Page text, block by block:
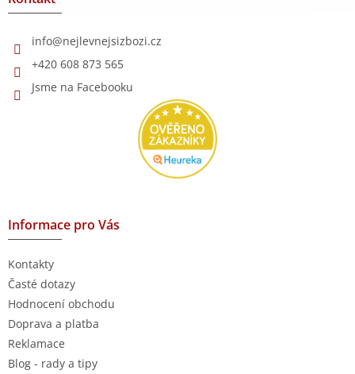
info@nejlevnejsizbozi.cz
+420 608 873 565
Jsme na Facebooku
Informace pro Vás
Kontakty
Časté dotazy
Hodnocení obchodu
Doprava a platba
Reklamace
Blog - rady a tipy